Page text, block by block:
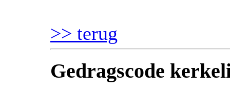
>> terug
Gedragscode